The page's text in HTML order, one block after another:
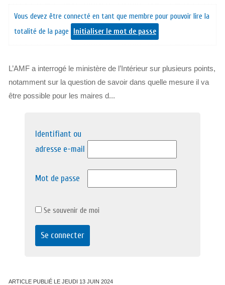
Vous devez être connecté en tant que membre pour pouvoir lire la
totalité de la page
Initialiser le mot de passe
L’AMF a interrogé le ministère de l’Intérieur sur plusieurs points,
notamment sur la question de savoir dans quelle mesure il va
être possible pour les maires d...
Identifiant ou
adresse e-mail
Mot de passe
Se souvenir de moi
ARTICLE PUBLIÉ LE JEUDI 13 JUIN 2024